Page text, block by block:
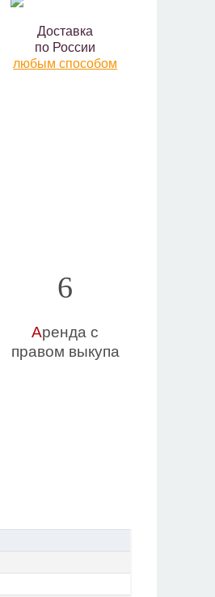
Доставка
по России
любым способом
6
Аренда с
правом выкупа